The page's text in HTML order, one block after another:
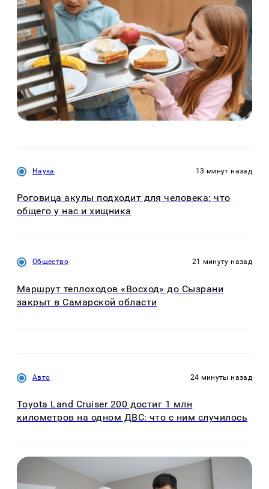
Наука 13 минут назад
Роговица акулы подходит для человека: что
общего у нас и хищника
Общество 21 минуту назад
Маршрут теплоходов «Восход» до Сызрани
закрыт в Самарской области
Авто 24 минуты назад
Toyota Land Cruiser 200 достиг 1 млн
километров на одном ДВС: что с ним случилось